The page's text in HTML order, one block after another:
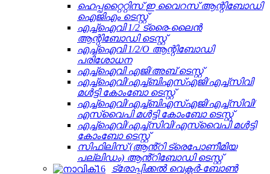
ഹെപ്പറ്റൈറ്റിസ് ഇ വൈറസ് ആന്റിബോഡി
ഐജിഎം ടെസ്റ്റ്
എച്ച്ഐവി 1/2 ട്രൈ-ലൈൻ
ആന്റിബോഡി ടെസ്റ്റ്
എച്ച്ഐവി 1/2/O ആന്റിബോഡി
പരിശോധന
എച്ച്ഐവി എജി/അബ് ടെസ്റ്റ്
എച്ച്ഐവി/എച്ച്ബിഎസ്എജി/എച്ച്സിവി
മൾട്ടി കോംബോ ടെസ്റ്റ്
എച്ച്ഐവി/എച്ച്ബിഎസ്എജി/എച്ച്സിവി/
എസ്‌വൈപി മൾട്ടി കോംബോ ടെസ്റ്റ്
എച്ച്ഐവി/എച്ച്സിവി/എസ്‌വൈപി മൾട്ടി
കോംബോ ടെസ്റ്റ്
സിഫിലിസ് (ആൻ്റി ട്രെപോണീമിയ
പല്ലിഡം) ആൻ്റിബോഡി ടെസ്റ്റ്
ട്രോപ്പിക്കൽ വെക്റ്റർ-ബോൺ